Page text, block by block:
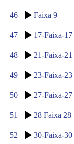
46 Faixa 9
47 17-Faixa-17
48 21-Faixa-21
49 23-Faixa-23
50 27-Faixa-27
51 28 Faixa 28
52 30-Faixa-30